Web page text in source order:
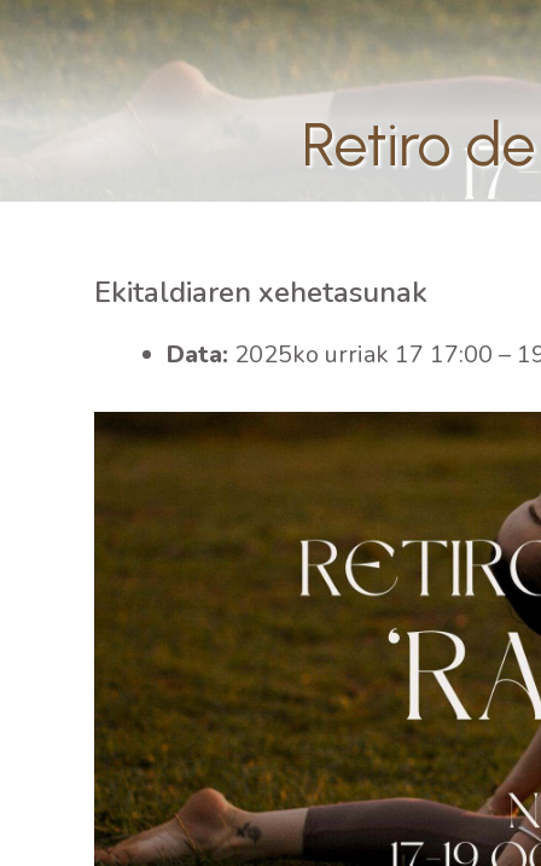
Retiro
Ekitaldiaren xehetasunak
Data: 2025ko urriak 17 17:00 –